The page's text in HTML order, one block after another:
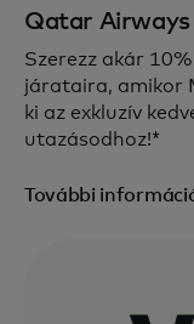
Qatar Airways
Szerezz akár
járataira, amikor
ki az exkluzív
utazásodhoz!*
További